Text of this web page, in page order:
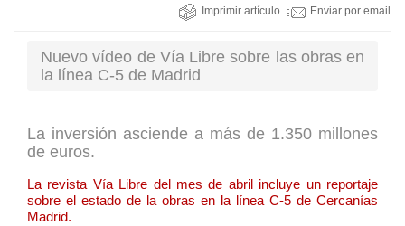
Imprimir artículo Enviar por email
Nuevo vídeo de Vía Libre sobre las obras en
la línea C-5 de Madrid
La inversión asciende a más de 1.350 millones
de euros.
La revista Vía Libre del mes de abril incluye un reportaje
sobre el estado de la obras en la línea C-5 de Cercanías
Madrid.